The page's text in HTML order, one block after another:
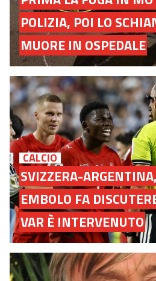
POLIZIA, POI LO
MUORE IN OSPEDALE
CALCIO
SVIZZERA-
EMBOLO FA
VAR È INTERVENUTO